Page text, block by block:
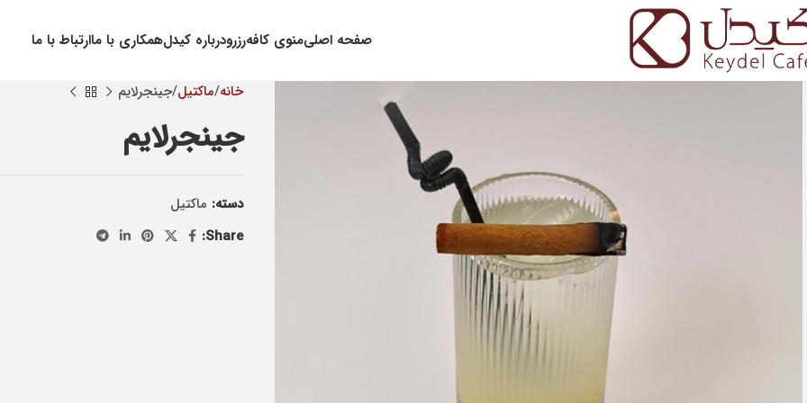
صفحه اصلیمنوی کافهرزرودرباره کیدلهمکاری با ماارتباط با ما
خانه ماکتيل جینجرلایم
جینجرلایم
دسته: ماکتيل
Share: